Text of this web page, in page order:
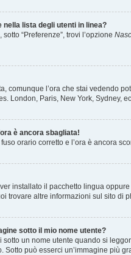
lista degli utenti in linea?
“Preferenze”, trovi l’opzione
comunque l’ora che stai vedendo
London, Paris, New York, Sydney,
è ancora sbagliata!
orario corretto e l’ora è ancora
installato il pacchetto lingua
trovare altre informazioni sul sito di
sotto il mio nome utente?
un nome utente quando si
Sotto può esserci un’immagine più